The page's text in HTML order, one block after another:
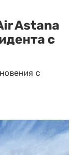
Astana
с
с